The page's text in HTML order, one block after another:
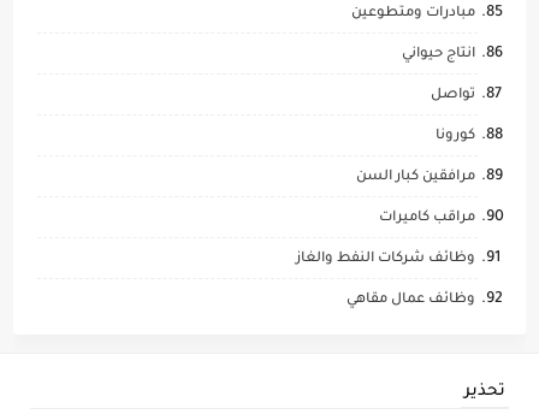
مبادرات ومتطوعين
انتاج حيواني
تواصل
كورونا
مرافقين كبار السن
مراقب كاميرات
وظائف شركات النفط والغاز
وظائف عمال مقاهي
تحذير